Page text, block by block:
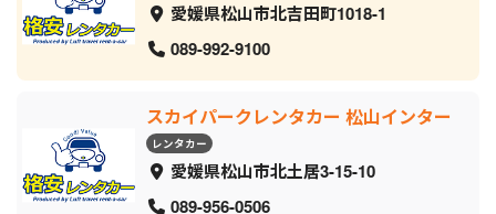
愛媛県松山市北吉田町1018-1
089-992-9100
スカイパークレンタカー 松山インター
レンタカー
愛媛県松山市北土居3-15-10
089-956-0506